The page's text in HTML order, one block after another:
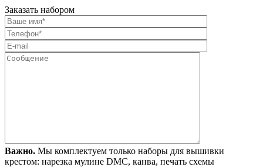
Заказать набором
Важно. Мы комплектуем только наборы для вышивки
крестом: нарезка мулине DMC, канва, печать схемы